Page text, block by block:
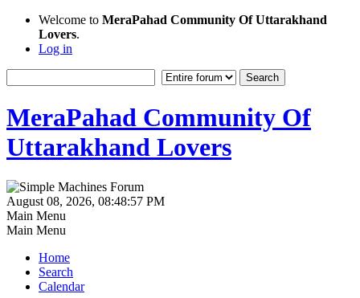
Welcome to MeraPahad Community Of Uttarakhand
Lovers.
Log in
MeraPahad Community Of
Uttarakhand Lovers
August 08, 2026, 08:48:57 PM
Main Menu
Main Menu
Home
Search
Calendar